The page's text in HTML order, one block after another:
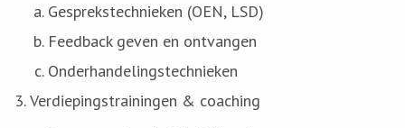
Gesprekstechnieken (OEN, LSD)
Feedback geven en ontvangen
Onderhandelingstechnieken
Verdiepingstrainingen & coaching